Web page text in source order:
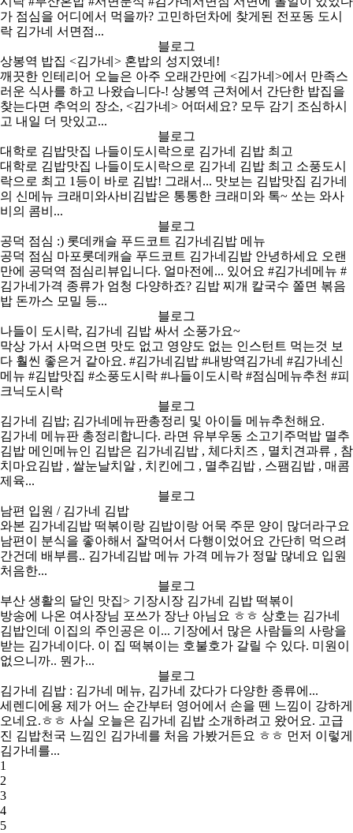
가 점심을 어디에서 먹을까? 고민하던차에 찾게된 전포동 도시
락 김가네 서면점...
블로그
상봉역 밥집 <김가네 > 혼밥의 성지였네!
깨끗한 인테리어 오늘은 아주 오래간만에 <김가네 >에서 만족스
러운 식사를 하고 나왔습니다-! 상봉역 근처에서 간단한 밥집을
찾는다면 추억의 장소, <김가네 > 어떠세요? 모두 감기 조심하시
고 내일 더 맛있고...
블로그
대학로 김밥맛집 나들이도시락으로 김가네 김밥 최고
대학로 김밥맛집 나들이도시락으로 김가네 김밥 최고 소풍도시
락으로 최고 1등이 바로 김밥! 그래서... 맛보는 김밥맛집 김가네
의 신메뉴 크래미와사비김밥은 통통한 크래미와 톡~ 쏘는 와사
비의 콤비...
블로그
공덕 점심 :) 롯데캐슬 푸드코트 김가네김밥 메뉴
공덕 점심 마포롯데캐슬 푸드코트 김가네김밥 안녕하세요 오랜
만에 공덕역 점심리뷰입니다. 얼마전에... 있어요 #김가네메뉴 #
김가네가격 종류가 엄청 다양하죠? 김밥 찌개 칼국수 쫄면 볶음
밥 돈까스 모밀 등...
블로그
나들이 도시락, 김가네 김밥 싸서 소풍가요~
막상 가서 사먹으면 맛도 없고 영양도 없는 인스턴트 먹는것 보
다 훨씬 좋은거 같아요. #김가네김밥 #내방역김가네 #김가네신
메뉴 #김밥맛집 #소풍도시락 #나들이도시락 #점심메뉴추천 #피
크닉도시락
블로그
김가네 김밥; 김가네메뉴판총정리 및 아이들 메뉴추천해요.
김가네 메뉴판 총정리합니다. 라면 유부우동 소고기주먹밥 멸추
김밥 메인메뉴인 김밥은 김가네김밥 , 체다치즈 , 멸치견과류 , 참
치마요김밥 , 쌀눈날치알 , 치킨에그 , 멸추김밥 , 스팸김밥 , 매콤
제육...
블로그
남편 입원 / 김가네 김밥
와본 김가네김밥 떡볶이랑 김밥이랑 어묵 주문 양이 많더라구요
남편이 분식을 좋아해서 잘먹어서 다행이었어요 간단히 먹으려
간건데 배부름.. 김가네김밥 메뉴 가격 메뉴가 정말 많네요 입원
처음한...
블로그
부산 생활의 달인 맛집> 기장시장 김가네 김밥 떡볶이
방송에 나온 여사장님 포쓰가 장난 아님요 ㅎㅎ 상호는 김가네
김밥인데 이집의 주인공은 이... 기장에서 많은 사람들의 사랑을
받는 김가네이다. 이 집 떡볶이는 호불호가 갈릴 수 있다. 미원이
없으니까.. 뭔가...
블로그
김가네 김밥 : 김가네 메뉴, 김가네 갔다가 다양한 종류에...
세렌디에용 제가 어느 순간부터 영어에서 손을 뗀 느낌이 강하게
오네요.ㅎㅎ 사실 오늘은 김가네 김밥 소개하려고 왔어요. 고급
진 김밥천국 느낌인 김가네를 처음 가봤거든요 ㅎㅎ 먼저 이렇게
김가네를...
1
2
3
4
5